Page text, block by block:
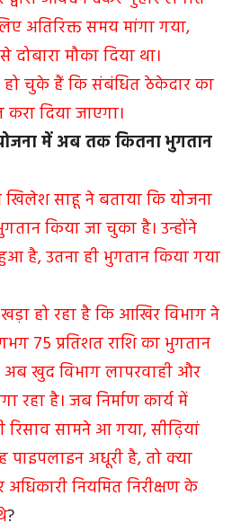
अतिरिक्त समय मांगा गया,
मौका दिया था।
चुके हैं कि संबंधित ठेकेदार का
दिया जाएगा।
में अब तक कितना भुगतान
साहू ने बताया कि योजना
किया जा चुका है। उन्होंने
है, उतना ही भुगतान किया गया
हो रहा है कि आखिर विभाग ने
75 प्रतिशत राशि का भुगतान
खुद विभाग लापरवाही और
रहा है। जब निर्माण कार्य में
रिसाव सामने आ गया, सीढ़ियां
अधूरी है, तो क्या
नियमित निरीक्षण के
?